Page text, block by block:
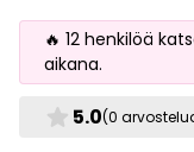
🔥 12 henkilöä
aikana.
star 5.0(0